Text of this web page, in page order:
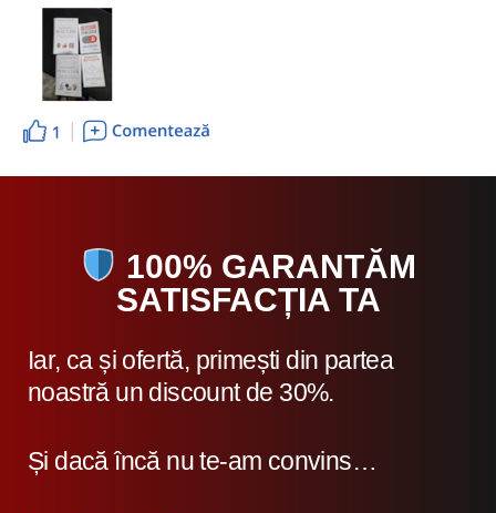
100% GARANTĂM
SATISFACȚIA TA
Iar, ca și ofertă, primești din partea
noastră un discount de 30%.
Și dacă încă nu te-am convins…